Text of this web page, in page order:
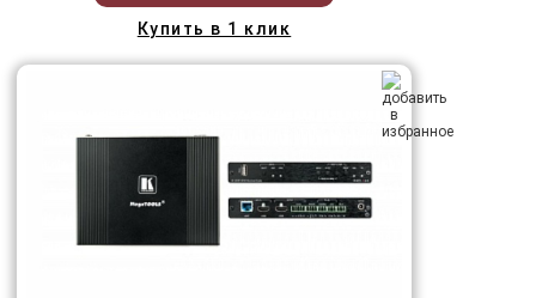
Купить в 1 клик